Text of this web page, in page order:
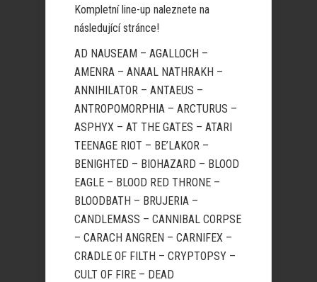
Kompletní line-up naleznete na
následující stránce!
AD NAUSEAM – AGALLOCH –
AMENRA – ANAAL NATHRAKH –
ANNIHILATOR – ANTAEUS –
ANTROPOMORPHIA – ARCTURUS –
ASPHYX – AT THE GATES – ATARI
TEENAGE RIOT – BE’LAKOR –
BENIGHTED – BIOHAZARD – BLOOD
EAGLE – BLOOD RED THRONE –
BLOODBATH – BRUJERIA –
CANDLEMASS – CANNIBAL CORPSE
– CARACH ANGREN – CARNIFEX –
CRADLE OF FILTH – CRYPTOPSY –
CULT OF FIRE – DEAD